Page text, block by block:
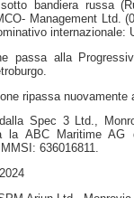
bandiera russa
Management Ltd.
internazionale:
passa alla
ripassa nuovamente
dalla Spec 3 Ltd.,
la ABC Maritime
636016811.